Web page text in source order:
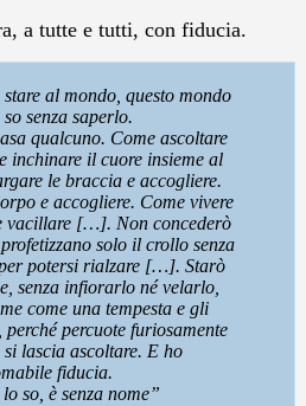
a tutte e tutti, con fiducia.
al mondo, questo mondo
senza saperlo.
qualcuno. Come ascoltare
inchinare il cuore insieme al
le braccia e accogliere.
e accogliere. Come vivere
vacillare […]. Non concederò
solo il crollo senza
potersi rialzare […]. Starò
senza infiorarlo né velarlo,
come una tempesta e gli
perché percuote furiosamente
lascia ascoltare. E ho
fiducia.
so, è senza nome”